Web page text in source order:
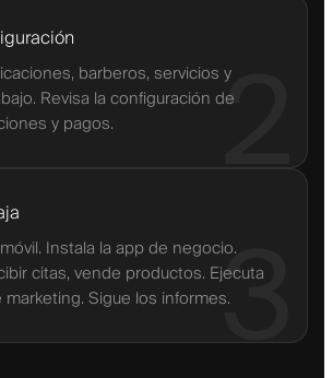
2
barberos, servicios y
Revisa la configuración de
y pagos.
3
Instala la app de negocio.
citas, vende productos. Ejecuta
Sigue los informes.